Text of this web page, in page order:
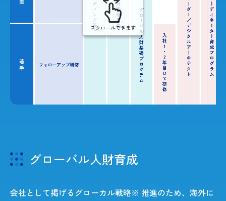
スクロールできます
グローバル人財育成
会社として掲げるグローカル戦略※ 推進のため、海外に